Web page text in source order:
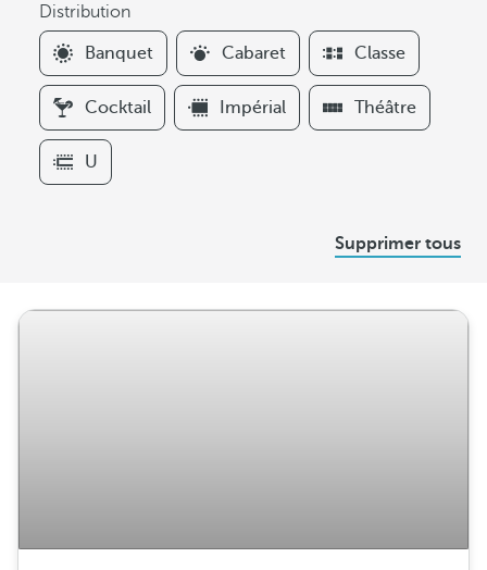
Distribution
F
i
l
t
e
r
Banquet Cabaret Classe
Cocktail Impérial Théâtre
U
Supprimer tous